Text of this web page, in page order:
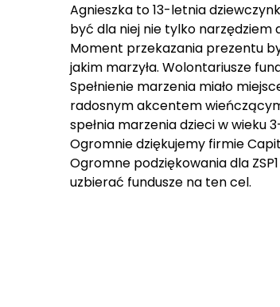
Agnieszka to 13-letnia
być dla niej nie tylko narzędziem
Moment przekazania prezentu
jakim marzyła. Wolontariusze
Spełnienie marzenia miało
radosnym akcentem
spełnia marzenia dzieci w wieku
Ogromnie dziękujemy firmie
Ogromne podziękowania dla
uzbierać fundusze na ten cel.